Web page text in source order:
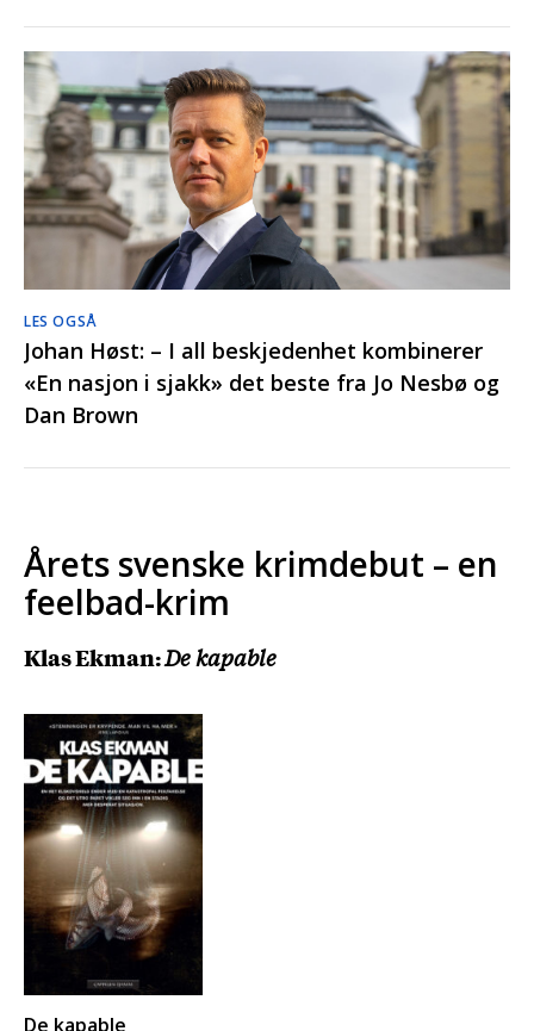
LES OGSÅ
Johan Høst: – I all beskjedenhet kombinerer
«En nasjon i sjakk» det beste fra Jo Nesbø og
Dan Brown
Årets svenske krimdebut – en
feelbad-krim
Klas Ekman:De kapable
De kapable